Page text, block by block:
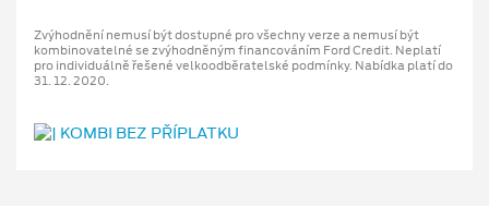
Zvýhodnění nemusí být dostupné pro všechny verze a nemusí být
kombinovatelné se zvýhodněným financováním Ford Credit. Neplatí
pro individuálně řešené velkoodběratelské podmínky. Nabídka platí do
31. 12. 2020.